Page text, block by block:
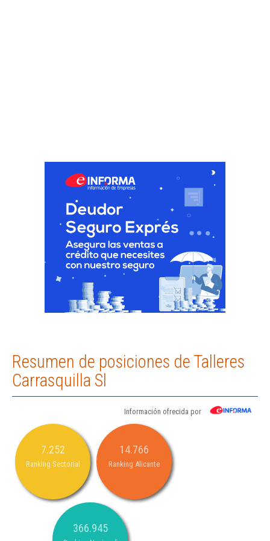
Resumen de posiciones de Talleres
Carrasquilla Sl
Información ofrecida por
7.252
Ranking Sectorial
14.766
Ranking Alicante
366.945